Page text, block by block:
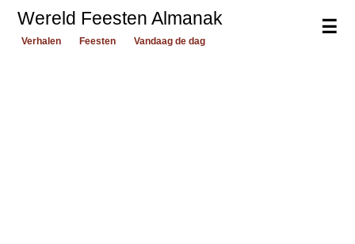
☰
Wereld Feesten Almanak
Verhalen Feesten Vandaag de dag